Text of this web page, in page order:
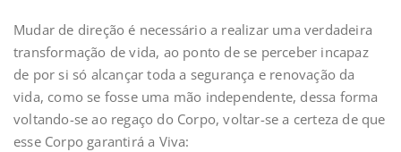
Mudar de direção é necessário a realizar uma verdadeira
transformação de vida, ao ponto de se perceber incapaz
de por si só alcançar toda a segurança e renovação da
vida, como se fosse uma mão independente, dessa forma
voltando-se ao regaço do Corpo, voltar-se a certeza de que
esse Corpo garantirá a Viva: